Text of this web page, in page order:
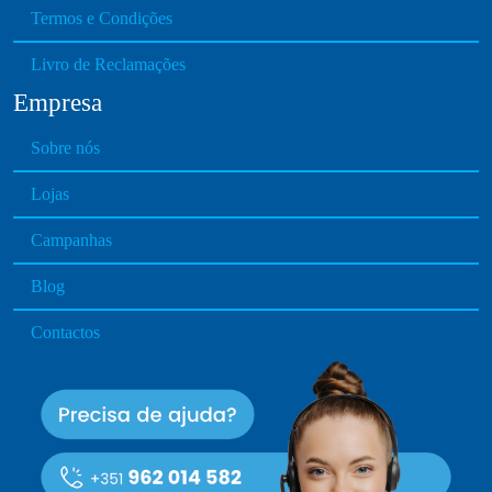
h
e
o
t
i
o
n
s
m
b
Termos e Condições
Livro de Reclamações
Empresa
Sobre nós
Lojas
Campanhas
Blog
Contactos